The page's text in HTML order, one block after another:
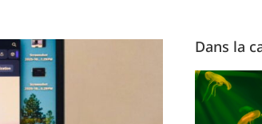
Dans la